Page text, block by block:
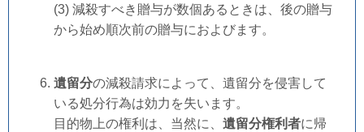
(3) 減殺すべき贈与が数個あるときは、後の贈与
から始め順次前の贈与におよびます。
遺留分の減殺請求によって、遺留分を侵害して
いる処分行為は効力を失います。
目的物上の権利は、当然に、 遺留分権利者に帰